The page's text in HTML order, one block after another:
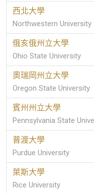
西北大學
Northwestern University
俄亥俄州立大學
Ohio State University
奧瑞岡州立大學
Oregon State University
賓州州立大學
Pennsylvania State
普渡大學
Purdue University
萊斯大學
Rice University